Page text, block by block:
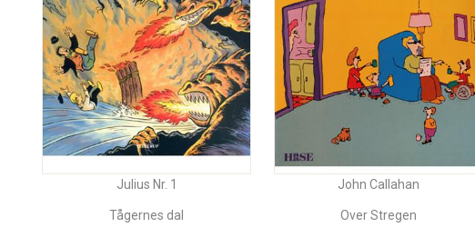
Julius Nr. 1
Tågernes dal
John Callahan
Over Stregen